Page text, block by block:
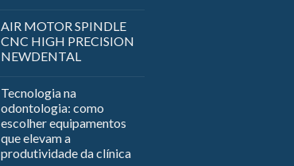
AIR MOTOR SPINDLE
CNC HIGH PRECISION
NEWDENTAL
Tecnologia na
odontologia: como
escolher equipamentos
que elevam a
produtividade da clínica